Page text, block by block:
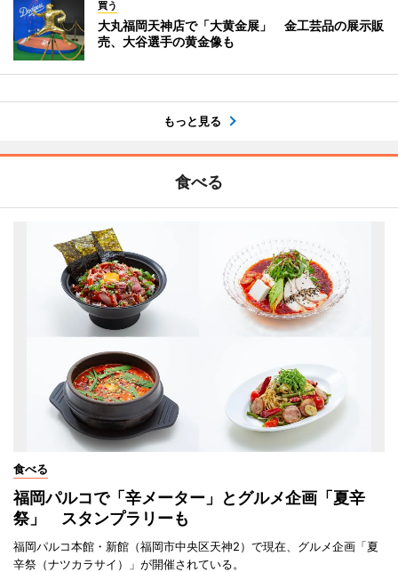
買う
大丸福岡天神店で「大黄金展」 金工芸品の展示販
売、大谷選手の黄金像も
もっと見る
食べる
食べる
福岡パルコで「辛メーター」とグルメ企画「夏辛
祭」 スタンプラリーも
福岡パルコ本館・新館（福岡市中央区天神2）で現在、グルメ企画「夏
辛祭（ナツカラサイ）」が開催されている。